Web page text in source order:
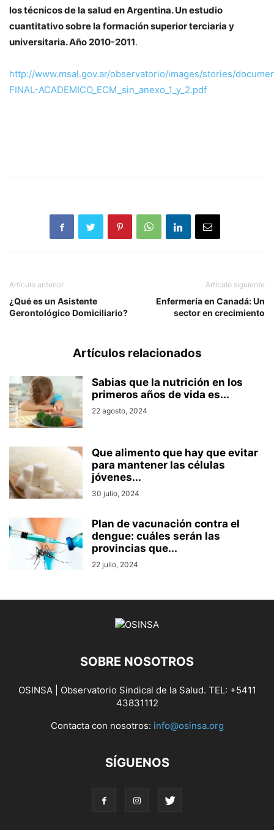
los técnicos de la salud en Argentina. Un estudio
cuantitativo sobre la formación superior terciaria y
universitaria.Año 2010-2011.
http://www.msal.gov.ar/observatorio/images/stories/
FINAL-ACADEMICO_ECM_sin_anexo_1_y_2.pdf
Artículo anterior
¿Qué es un Asistente
Gerontológico Domiciliario?
Artículo siguiente
Enfermería en Canadá: Un
sector en crecimiento
Artículos relacionados
Sabias que la nutrición en los
primeros años de vida es...
22 agosto, 2024
Que alimento que hay que evitar
para mantener las células
jóvenes...
30 julio, 2024
Plan de vacunación contra el
dengue: cuáles serán las
provincias que...
22 julio, 2024
SOBRE NOSOTROS
OSINSA | Observatorio Sindical de la Salud. TEL: +5411
43831112
Contacta con nosotros: info@osinsa.org
SÍGUENOS